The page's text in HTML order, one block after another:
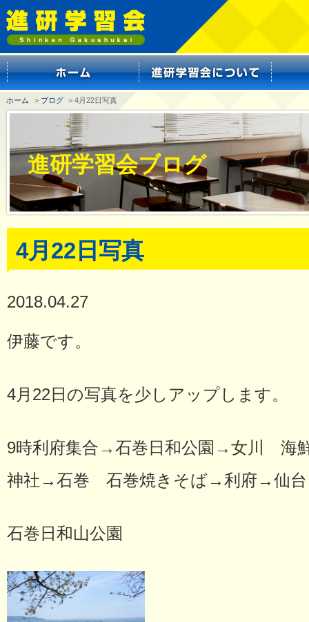
ホーム > ブログ > 4月22日写真
進研学習会ブログ
4月22日写真
2018.04.27
伊藤です。
4月22日の写真を少しアップします。
9時利府集合→石巻日和公園→女川
神社→石巻 石巻焼きそば→利府→仙台
石巻日和山公園